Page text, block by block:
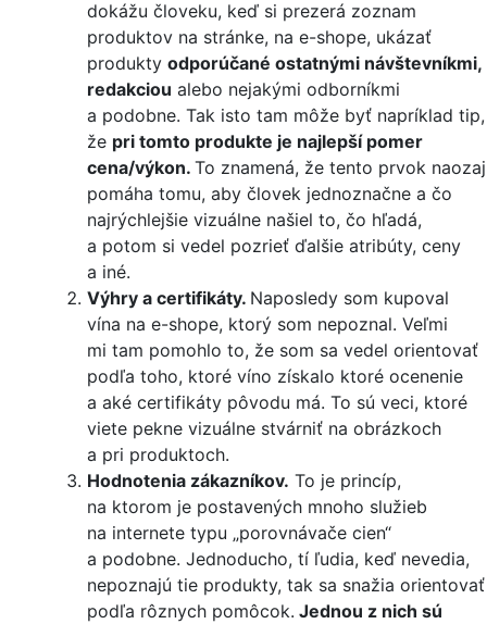
dokážu človeku, keď si prezerá zoznam
produktov na stránke, na e-shope, ukázať
produkty odporúčané ostatnými návštevníkmi,
redakciou alebo nejakými odborníkmi
a podobne. Tak isto tam môže byť napríklad tip,
že pri tomto produkte je najlepší pomer
cena/výkon. To znamená, že tento prvok naozaj
pomáha tomu, aby človek jednoznačne a čo
najrýchlejšie vizuálne našiel to, čo hľadá,
a potom si vedel pozrieť ďalšie atribúty, ceny
a iné.
Výhry a certifikáty. Naposledy som kupoval
vína na e-shope, ktorý som nepoznal. Veľmi
mi tam pomohlo to, že som sa vedel orientovať
podľa toho, ktoré víno získalo ktoré ocenenie
a aké certifikáty pôvodu má. To sú veci, ktoré
viete pekne vizuálne stvárniť na obrázkoch
a pri produktoch.
Hodnotenia zákazníkov. To je princíp,
na ktorom je postavených mnoho služieb
na internete typu „porovnávače cien“
a podobne. Jednoducho, tí ľudia, keď nevedia,
nepoznajú tie produkty, tak sa snažia orientovať
podľa rôznych pomôcok. Jednou z nich sú